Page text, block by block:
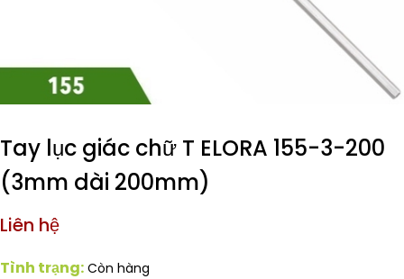
Tay lục giác chữ T ELORA 155-3-200
(3mm dài 200mm)
Liên hệ
Tình trạng: Còn hàng